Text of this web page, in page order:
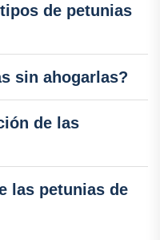
de petunias
sin ahogarlas?
de las
las petunias de